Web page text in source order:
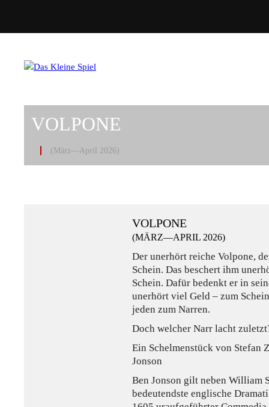
VOLPONE
(März—April 2026)
VOLPONE
(MÄRZ—APRIL 2026)
Der unerhört reiche Volpone,
Schein. Das beschert ihm
Schein. Dafür bedenkt er in
unerhört viel Geld – zum
jeden zum Narren.
Doch welcher Narr lacht
Ein Schelmenstück von Stefan
Jonson
Ben Jonson gilt neben William
bedeutendste englische